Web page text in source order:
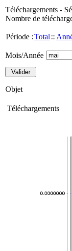
Téléchargements -
Nombre de
Période :Total ::
Mois/Année
Objet
Téléchargements